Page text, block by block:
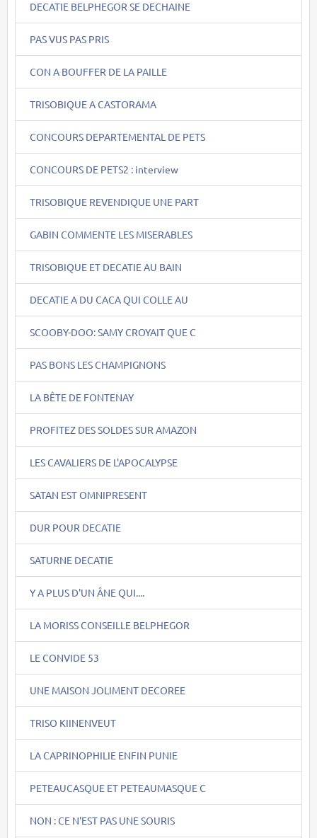
DECATIE BELPHEGOR SE DECHAINE
PAS VUS PAS PRIS
CON A BOUFFER DE LA PAILLE
TRISOBIQUE A CASTORAMA
CONCOURS DEPARTEMENTAL DE PETS
CONCOURS DE PETS2 : interview
TRISOBIQUE REVENDIQUE UNE PART
GABIN COMMENTE LES MISERABLES
TRISOBIQUE ET DECATIE AU BAIN
DECATIE A DU CACA QUI COLLE AU
SCOOBY-DOO: SAMY CROYAIT QUE C
PAS BONS LES CHAMPIGNONS
LA BÊTE DE FONTENAY
PROFITEZ DES SOLDES SUR AMAZON
LES CAVALIERS DE L'APOCALYPSE
SATAN EST OMNIPRESENT
DUR POUR DECATIE
SATURNE DECATIE
Y A PLUS D'UN ÂNE QUI....
LA MORISS CONSEILLE BELPHEGOR
LE CONVIDE 53
UNE MAISON JOLIMENT DECOREE
TRISO KIINENVEUT
LA CAPRINOPHILIE ENFIN PUNIE
PETEAUCASQUE ET PETEAUMASQUE C
NON : CE N'EST PAS UNE SOURIS